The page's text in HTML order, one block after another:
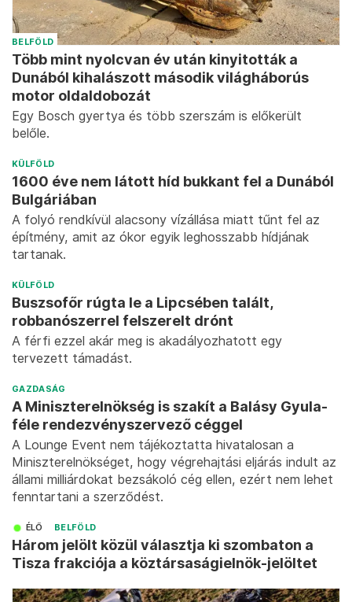
BELFÖLD
Több mint nyolcvan év után kinyitották a
Dunából kihalászott második világháborús
motor oldaldobozát
Egy Bosch gyertya és több szerszám is előkerült
belőle.
KÜLFÖLD
1600 éve nem látott híd bukkant fel a Dunából
Bulgáriában
A folyó rendkívül alacsony vízállása miatt tűnt fel az
építmény, amit az ókor egyik leghosszabb hídjának
tartanak.
KÜLFÖLD
Buszsofőr rúgta le a Lipcsében talált,
robbanószerrel felszerelt drónt
A férfi ezzel akár meg is akadályozhatott egy
tervezett támadást.
GAZDASÁG
A Miniszterelnökség is szakít a Balásy Gyula-
féle rendezvényszervező céggel
A Lounge Event nem tájékoztatta hivatalosan a
Miniszterelnökséget, hogy végrehajtási eljárás indult az
állami milliárdokat bezsákoló cég ellen, ezért nem lehet
fenntartani a szerződést.
ÉLŐ BELFÖLD
Három jelölt közül választja ki szombaton a
Tisza frakciója a köztársaságielnök-jelöltet